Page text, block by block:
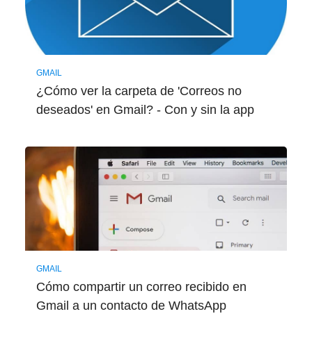
GMAIL
¿Cómo ver la carpeta de 'Correos no
deseados' en Gmail? - Con y sin la app
GMAIL
Cómo compartir un correo recibido en
Gmail a un contacto de WhatsApp